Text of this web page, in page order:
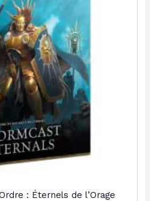
: Éternels de l’Orage